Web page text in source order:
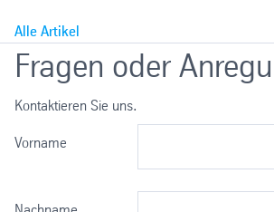
Alle Artikel
Fragen oder
Kontaktieren Sie uns.
Vorname